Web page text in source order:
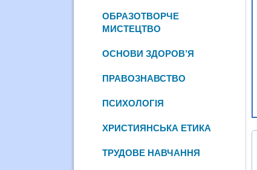
ОБРАЗОТВОРЧЕ
МИСТЕЦТВО
ОСНОВИ ЗДОРОВ’Я
ПРАВОЗНАВСТВО
ПСИХОЛОГІЯ
ХРИСТИЯНСЬКА ЕТИКА
ТРУДОВЕ НАВЧАННЯ